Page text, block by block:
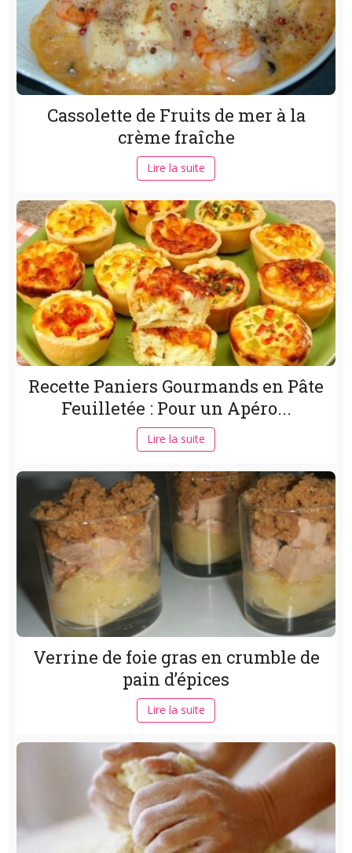
Cassolette de Fruits de mer à la
crème fraîche
Lire la suite
Recette Paniers Gourmands en Pâte
Feuilletée : Pour un Apéro...
Lire la suite
Verrine de foie gras en crumble de
pain d’épices
Lire la suite